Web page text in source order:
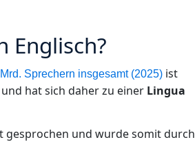
Englisch?
Sprechern insgesamt (2025) ist
hat sich daher zu einer Lingua
gesprochen und wurde somit durch